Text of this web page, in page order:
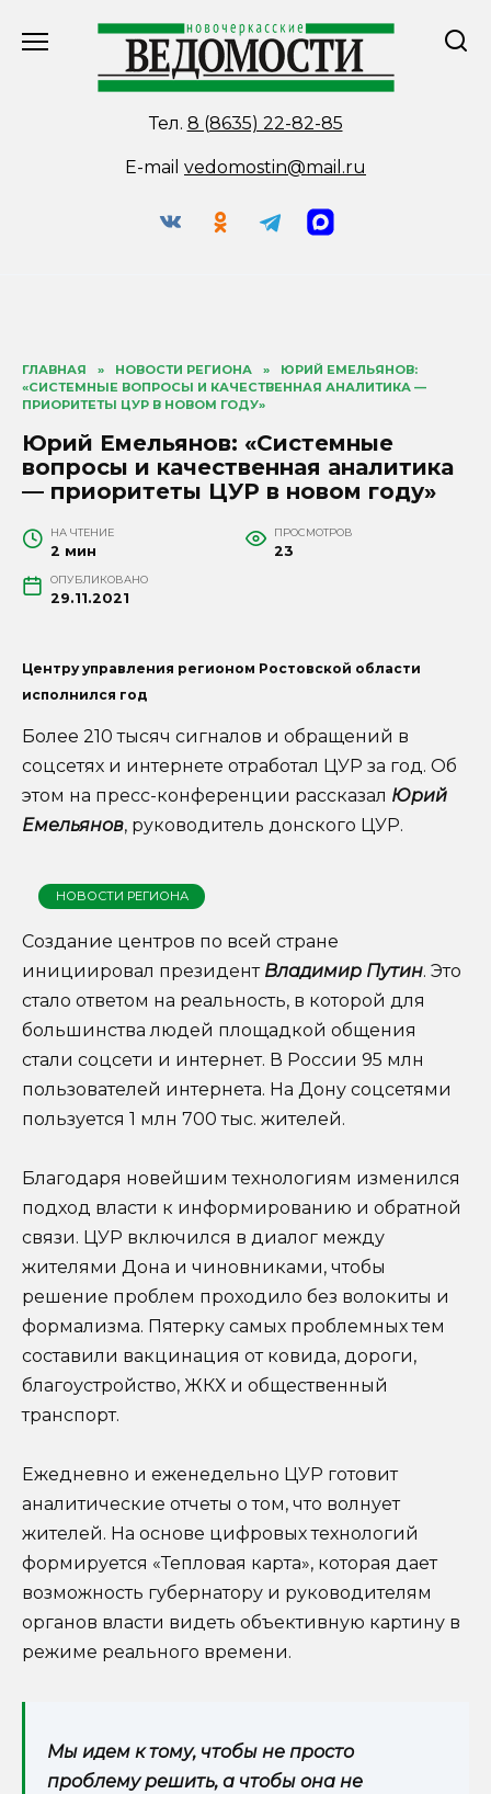
Тел. 8 (8635) 22-82-85
E-mail vedomostin@mail.ru
ГЛАВНАЯ » НОВОСТИ РЕГИОНА »
ЮРИЙ ЕМЕЛЬЯНОВ:
«СИСТЕМНЫЕ ВОПРОСЫ И КАЧЕСТВЕННАЯ АНАЛИТИКА —
ПРИОРИТЕТЫ ЦУР В НОВОМ ГОДУ»
Юрий Емельянов: «Системные
вопросы и качественная аналитика
— приоритеты ЦУР в новом году»
НА ЧТЕНИЕ
2 мин
ПРОСМОТРОВ
23
ОПУБЛИКОВАНО
29.11.2021
Центру управления регионом Ростовской области
исполнился год
Более 210 тысяч сигналов и обращений в
соцсетях и интернете отработал ЦУР за год. Об
этом на пресс-конференции рассказал Юрий
Емельянов, руководитель донского ЦУР.
НОВОСТИ РЕГИОНА
Создание центров по всей стране
инициировал президент Владимир Путин. Это
стало ответом на реальность, в которой для
большинства людей площадкой общения
стали соцсети и интернет. В России 95 млн
пользователей интернета. На Дону соцсетями
пользуется 1 млн 700 тыс. жителей.
Благодаря новейшим технологиям изменился
подход власти к информированию и обратной
связи. ЦУР включился в диалог между
жителями Дона и чиновниками, чтобы
решение проблем проходило без волокиты и
формализма. Пятерку самых проблемных тем
составили вакцинация от ковида, дороги,
благоустройство, ЖКХ и общественный
транспорт.
Ежедневно и еженедельно ЦУР готовит
аналитические отчеты о том, что волнует
жителей. На основе цифровых технологий
формируется «Тепловая карта», которая дает
возможность губернатору и руководителям
органов власти видеть объективную картину в
режиме реального времени.
Мы идем к тому, чтобы не просто
проблему решить, а чтобы она не